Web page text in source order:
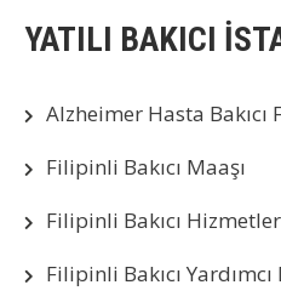
YATILI BAKICI
Alzheimer Hasta
Filipinli Bakıcı Maaşı
Filipinli Bakıcı
Filipinli Bakıcı